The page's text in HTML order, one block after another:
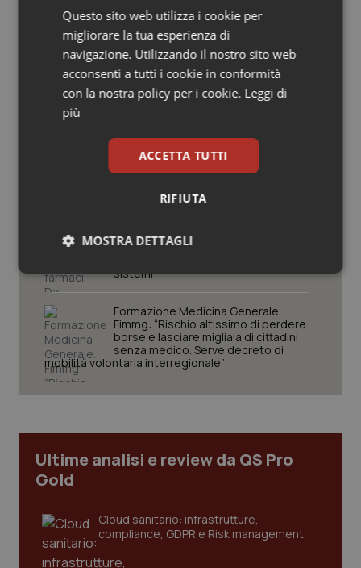
Salute orale & impianti
Sangue & coagulazione
Tiroide
Tumore al seno
Tumori gastrointestinali
Ulcera & Reflusso
Vaccini
Lavoro e Professioni
Decreto PA. Aiop e Aris:
“Preoccupazione per la mancata
approvazione dell’adeguamento
rinnovo contratto sanità privata”
West Nile. Rete Izs: “Sorveglianza e
dati per evitare allarmismi. Italia
Tracciabilità dei farmaci. Dal Ministero
le istruzioni per il Data Matrix. Entro l’8
sistemi
Formazione Medicina Generale.
Fimmg: “Rischio altissimo di perdere
borse e lasciare migliaia di cittadini
senza medico. Serve decreto di
mobilità volontaria interregionale”
Ultime analisi e review da QS Pro
Gold
Cloud sanitario: infrastrutture,
compliance, GDPR e Risk management
Questo sito web utilizza i cookie per
migliorare la tua esperienza di
navigazione. Utilizzando il nostro sito web
acconsenti a tutti i cookie in conformità
con la nostra policy per i cookie. Leggi di
più
ACCETTA TUTTI
RIFIUTA
MOSTRA DETTAGLI
Necessari Statistici Marketing
sito web abilitandone funzionalità di base quali la
protette del sito. Il sito web non è in grado di
VISITOR_PRIVACY_METADATA
YouTube
.youtube.com